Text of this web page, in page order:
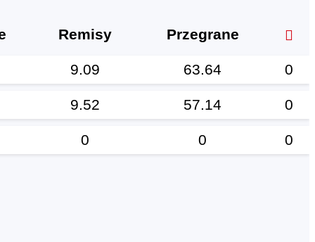
Remisy Przegrane
9.09 63.64 0
9.52 57.14 0
0 0 0